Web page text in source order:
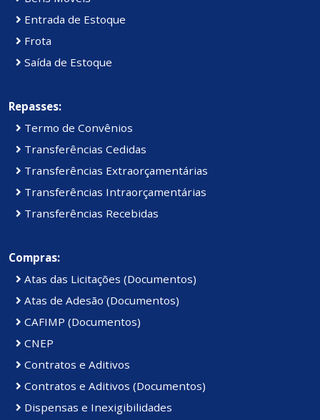
Entrada de Estoque
Frota
Saída de Estoque
Repasses:
Termo de Convênios
Transferências Cedidas
Transferências Extraorçamentárias
Transferências Intraorçamentárias
Transferências Recebidas
Compras:
Atas das Licitações (Documentos)
Atas de Adesão (Documentos)
CAFIMP (Documentos)
CNEP
Contratos e Aditivos
Contratos e Aditivos (Documentos)
Dispensas e Inexigibilidades